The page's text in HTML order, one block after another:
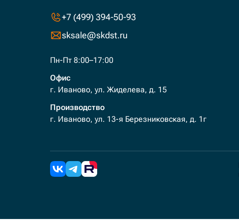
+7 (499) 394-50-93
sksale@skdst.ru
Пн-Пт 8:00–17:00
Офис
г. Иваново, ул. Жиделева, д. 15
Производство
г. Иваново, ул. 13-я Березниковская, д. 1г